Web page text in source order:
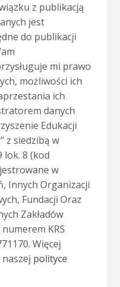
z publikacją
jest
do publikacji
mi prawo
możliwości ich
ich
danych
Edukacji
z siedzibą w
lok. 8 (kod
w
Innych Organizacji
Fundacji Oraz
Zakładów
KRS
Więcej
polityce